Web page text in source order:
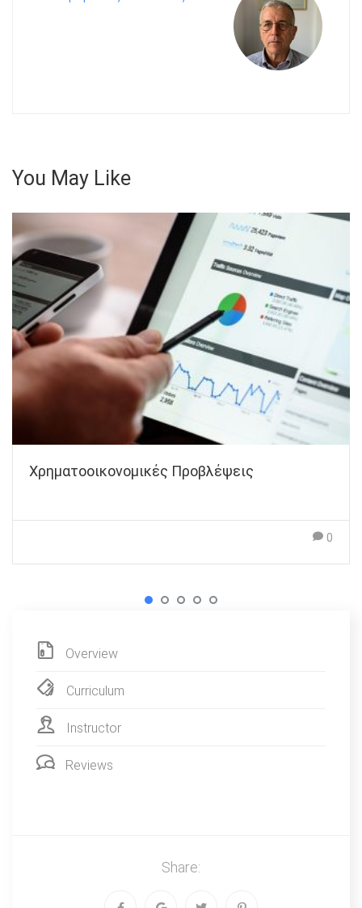
You May Like
Χρηματοοικονομικές Προβλέψεις
0
Overview
Curriculum
Instructor
Reviews
Share: